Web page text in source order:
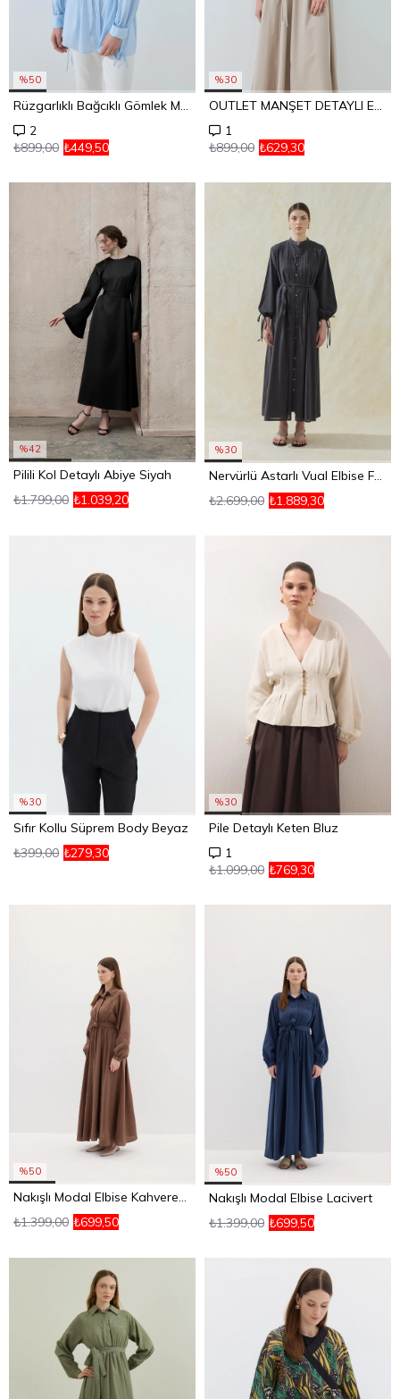
%50
Rüzgarlıklı Bağcıklı Gömlek Mavi
2
₺449,50
₺899,00
%30
OUTLET MANŞET DETAYLI ETEK GÖMLEK TAKIM (KEMERSİZ)
1
₺629,30
₺899,00
%42
Pilili Kol Detaylı Abiye Siyah
₺1.039,20
₺1.799,00
%30
Nervürlü Astarlı Vual Elbise Füme
₺1.889,30
₺2.699,00
%30
Sıfır Kollu Süprem Body Beyaz
₺279,30
₺399,00
%30
Pile Detaylı Keten Bluz
1
₺769,30
₺1.099,00
%50
Nakışlı Modal Elbise Kahverengi
₺699,50
₺1.399,00
%50
Nakışlı Modal Elbise Lacivert
₺699,50
₺1.399,00